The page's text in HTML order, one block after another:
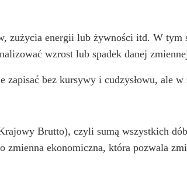
i
d
o
zużycia energii lub żywności itd. W tym
wzrost lub spadek danej
bez kursywy i cudzysłowu, ale w
Brutto), czyli sumą wszystkich
zmienna ekonomiczna, która pozwala